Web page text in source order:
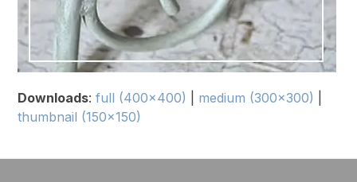
Downloads:full (400x400) medium (300x300)
thumbnail (150x150)